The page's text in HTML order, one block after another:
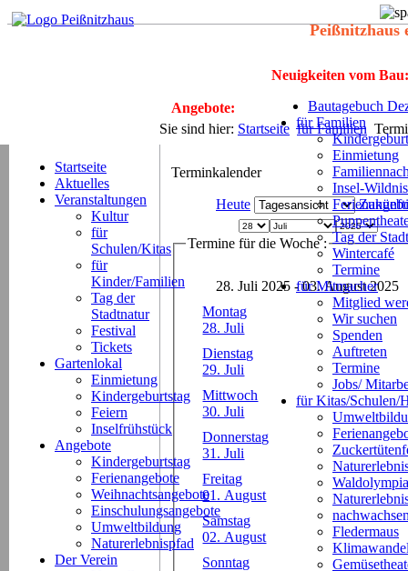
Peißnitzhaus
Neuigkeiten vom Bau:
Bautagebuch
für Familien
Einmietung
Insel-
Tag der
Wintercafé
Termine
für Mitmacher
Mitglied
Wir suchen
Spenden
Auftreten
Termine
Jobs/
für Kitas/Schulen/
Fledermaus
Angebote:
Sie sind hier: Startseite für Familien
Startseite
Aktuelles
Veranstaltungen
Kultur
für
Schulen/Kitas
für
Kinder/Familien
Tag der
Stadtnatur
Festival
Tickets
Gartenlokal
Einmietung
Kindergeburtstag
Feiern
Inselfrühstück
Angebote
Kindergeburtstag
Ferienangebote
Weihnachtsangebote
Einschulungsangebote
Umweltbildung
Naturerlebnispfad
Der Verein
Terminkalender
Heute
Termine für die Woche :
28. Juli 2025 - 03. August 2025
Montag
28. Juli
Dienstag
29. Juli
Mittwoch
30. Juli
Donnerstag
31. Juli
Freitag
01. August
Samstag
02. August
Sonntag